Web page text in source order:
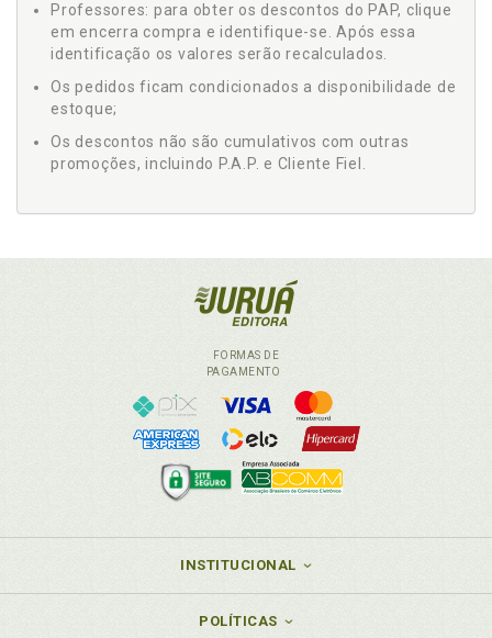
Professores: para obter os descontos do PAP, clique
em encerra compra e identifique-se. Após essa
identificação os valores serão recalculados.
Os pedidos ficam condicionados a disponibilidade de
estoque;
Os descontos não são cumulativos com outras
promoções, incluindo P.A.P. e Cliente Fiel.
FORMAS DE
PAGAMENTO
INSTITUCIONAL
POLÍTICAS